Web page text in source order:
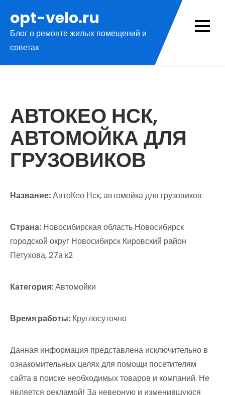
содержимому
opt-velo.ru
Блог о ремонте жилых помещений и
советах
АВТОКЕО НСК,
АВТОМОЙКА ДЛЯ
ГРУЗОВИКОВ
Название:АвтоКео Нск, автомойка для грузовиков
Страна: Новосибирская область Новосибирск
городской округ Новосибирск Кировский район
Петухова, 27а к2
Категория:Автомойки
Время работы: Круглосуточно
Данная информация представлена исключительно в
ознакомительных целях для помощи посетителям
сайта в поиске необходимых товаров и компаний. Не
является рекламой! За неверную и изменившуюся